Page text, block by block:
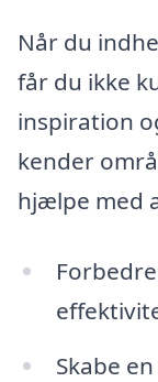
Når du
får du ikke
inspiration
kender
hjælpe med
Skabe